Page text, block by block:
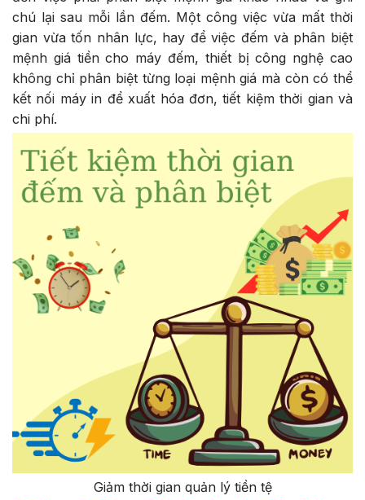
chú lại sau mỗi lần đếm. Một công việc vừa mất thời
gian vừa tốn nhân lực, hay để việc đếm và phân biệt
mệnh giá tiền cho máy đếm, thiết bị công nghệ cao
không chỉ phân biệt từng loại mệnh giá mà còn có thể
kết nối máy in để xuất hóa đơn, tiết kiệm thời gian và
chi phí.
Giảm thời gian quản lý tiền tệ